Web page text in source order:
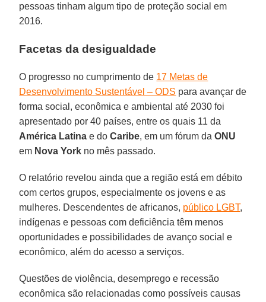
pessoas tinham algum tipo de proteção social em
2016.
Facetas da desigualdade
O progresso no cumprimento de 17 Metas de
Desenvolvimento Sustentável – ODS para avançar de
forma social, econômica e ambiental até 2030 foi
apresentado por 40 países, entre os quais 11 da
América Latina e do Caribe, em um fórum daONU
em Nova York no mês passado.
O relatório revelou ainda que a região está em débito
com certos grupos, especialmente os jovens e as
mulheres. Descendentes de africanos, público LGBT,
indígenas e pessoas com deficiência têm menos
oportunidades e possibilidades de avanço social e
econômico, além do acesso a serviços.
Questões de violência, desemprego e recessão
econômica são relacionadas como possíveis causas